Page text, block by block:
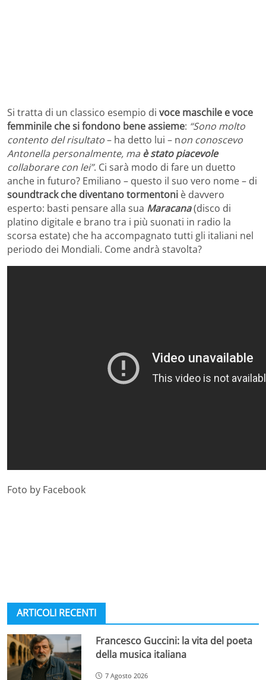
Si tratta di un classico esempio di voce maschile e voce
femminile che si fondono bene assieme: “Sono molto
contento del risultato– ha detto lui – non conoscevo
Antonella personalmente, ma è stato piacevole
collaborare con lei”. Ci sarà modo di fare un duetto
anche in futuro? Emiliano – questo il suo vero nome – di
soundtrack che diventano tormentoni è davvero
esperto: basti pensare alla sua Maracana(disco di
platino digitale e brano tra i più suonati in radio la
scorsa estate) che ha accompagnato tutti gli italiani nel
periodo dei Mondiali. Come andrà stavolta?
Foto by Facebook
ARTICOLI RECENTI
Francesco Guccini: la vita del poeta
della musica italiana
7 Agosto 2026